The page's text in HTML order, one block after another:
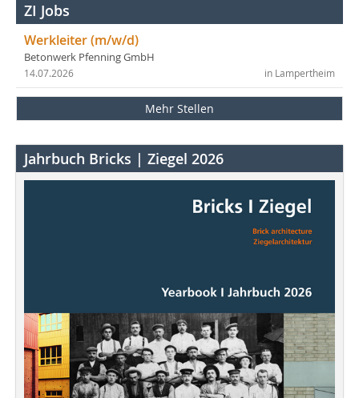
ZI Jobs
Werkleiter (m/w/d)
Betonwerk Pfenning GmbH
in Lampertheim
14.07.2026
Mehr Stellen
Jahrbuch Bricks | Ziegel 2026